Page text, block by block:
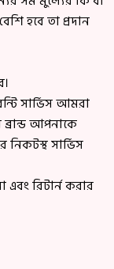
হবে তা প্রদান
সার্ভিস আমরা
ব্রান্ড আপনাকে
নিকটস্থ সার্ভিস
রিটার্ন করার